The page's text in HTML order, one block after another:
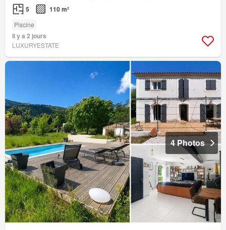
5 110 m²
Piscine
Il y a 2 jours
LUXURYESTATE
4 Photos